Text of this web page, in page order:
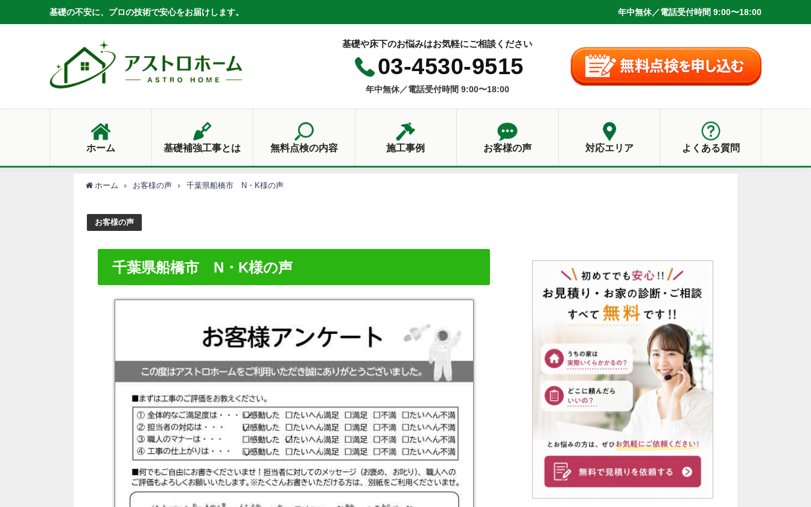
基礎の不安に、プロの技術で安心をお届けします。 年中無休／電話受付時間 9:00〜18:00
基礎や床下のお悩みはお気軽にご相談ください
03-4530-9515
年中無休／電話受付時間 9:00〜18:00
ホーム 基礎補強工事とは 無料点検の内容 施工事例 お客様の声 対応エリア よくある質問
ホーム お客様の声 千葉県船橋市 N・K様の声
お客様の声
千葉県船橋市 N・K様の声